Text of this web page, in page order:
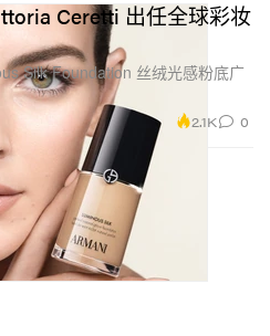
Ceretti 出任全球彩妆
Silk Foundation 丝绒光感粉底广
2.1K 0